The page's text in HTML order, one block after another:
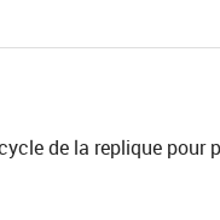
de la replique pour